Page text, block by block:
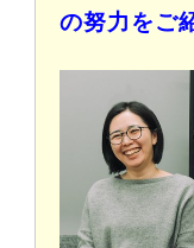
の努力をご